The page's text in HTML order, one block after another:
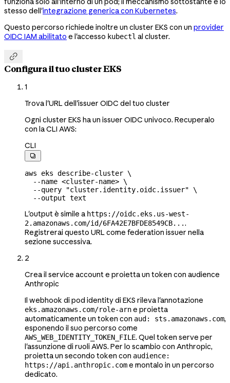
stesso dell'integrazione generica con Kubernetes.
Questo percorso richiede inoltre un cluster EKS con un provider
OIDC IAM abilitato e l'accesso kubectl al cluster.

Configura il tuo cluster EKS
1
Trova l'URL dell'issuer OIDC del tuo cluster
Ogni cluster EKS ha un issuer OIDC univoco. Recuperalo
con la CLI AWS:
CLI

aws eks describe-cluster \
  --name
<cluster-name> \
  --query
"cluster.identity.oidc.issuer" \
  --output
text
L'output è simile a https://oidc.eks.us-west-
2.amazonaws.com/id/6FA42E7BFDE8549CB....
Registrerai questo URL come federation issuer nella
sezione successiva.
2
Crea il service account e proietta un token con audience
Anthropic
Il webhook di pod identity di EKS rileva l'annotazione
eks.amazonaws.com/role-arne proietta
automaticamente un token con aud: sts.amazonaws.com,
esponendo il suo percorso come
AWS_WEB_IDENTITY_TOKEN_FILE. Quel token serve per
l'assunzione di ruoli AWS. Per lo scambio con Anthropic,
proietta un secondo token con audience:
https://api.anthropic.come montalo in un percorso
dedicato.